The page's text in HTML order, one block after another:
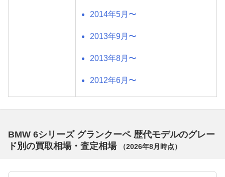
2014年5月〜
2013年9月〜
2013年8月〜
2012年6月〜
BMW 6シリーズ グランクーペ 歴代モデルのグレー
ド別の買取相場・査定相場
（2026年8月 時点）